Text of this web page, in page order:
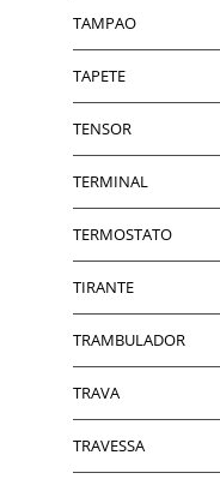
TAMPAO
TAPETE
TENSOR
TERMINAL
TERMOSTATO
TIRANTE
TRAMBULADOR
TRAVA
TRAVESSA